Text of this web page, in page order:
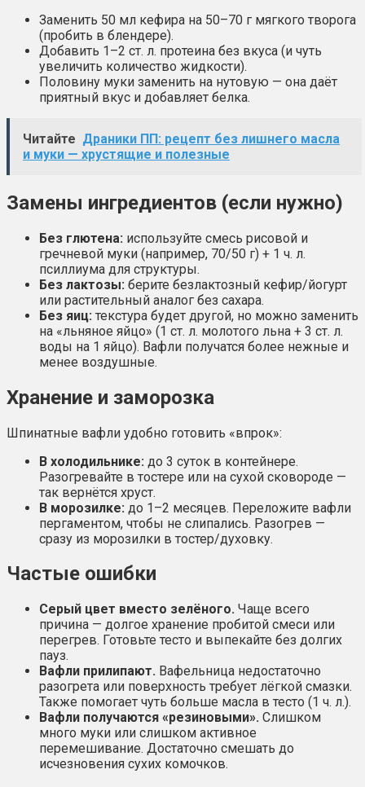
Заменить 50 мл кефира на 50–70 г мягкого творога
(пробить в блендере).
Добавить 1–2 ст. л. протеина без вкуса (и чуть
увеличить количество жидкости).
Половину муки заменить на нутовую — она даёт
приятный вкус и добавляет белка.
Читайте Драники ПП: рецепт без лишнего масла
и муки — хрустящие и полезные
Замены ингредиентов (если нужно)
Без глютена: используйте смесь рисовой и
гречневой муки (например, 70/50 г) + 1 ч. л.
псиллиума для структуры.
Без лактозы: берите безлактозный кефир/йогурт
или растительный аналог без сахара.
Без яиц: текстура будет другой, но можно заменить
на «льняное яйцо» (1 ст. л. молотого льна + 3 ст. л.
воды на 1 яйцо). Вафли получатся более нежные и
менее воздушные.
Хранение и заморозка
Шпинатные вафли удобно готовить «впрок»:
В холодильнике: до 3 суток в контейнере.
Разогревайте в тостере или на сухой сковороде —
так вернётся хруст.
В морозилке: до 1–2 месяцев. Переложите вафли
пергаментом, чтобы не слипались. Разогрев —
сразу из морозилки в тостер/духовку.
Частые ошибки
Серый цвет вместо зелёного. Чаще всего
причина — долгое хранение пробитой смеси или
перегрев. Готовьте тесто и выпекайте без долгих
пауз.
Вафли прилипают. Вафельница недостаточно
разогрета или поверхность требует лёгкой смазки.
Также помогает чуть больше масла в тесто (1 ч. л.).
Вафли получаются «резиновыми». Слишком
много муки или слишком активное
перемешивание. Достаточно смешать до
исчезновения сухих комочков.